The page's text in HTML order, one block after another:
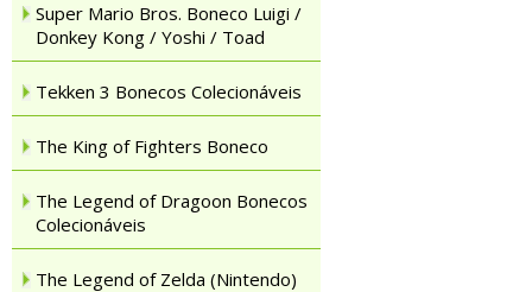
Super Mario Bros. Boneco Luigi /
Donkey Kong / Yoshi / Toad
Tekken 3 Bonecos Colecionáveis
The King of Fighters Boneco
The Legend of Dragoon Bonecos
Colecionáveis
The Legend of Zelda (Nintendo)